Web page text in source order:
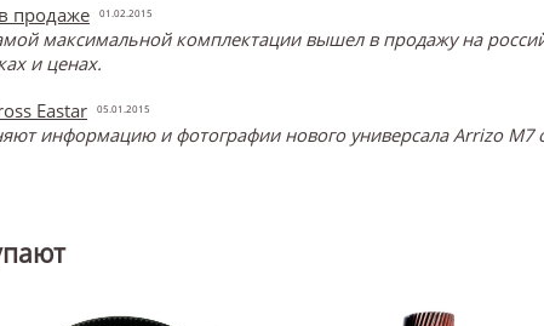
продаже
01.02.2015
максимальной комплектации вышел в продажу на
и ценах.
Eastar
05.01.2015
информацию и фотографии нового универсала Arrizo M7